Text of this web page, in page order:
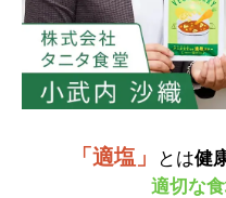
「適塩」 とは健
適切な